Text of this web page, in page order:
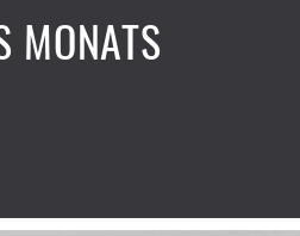
MONATS